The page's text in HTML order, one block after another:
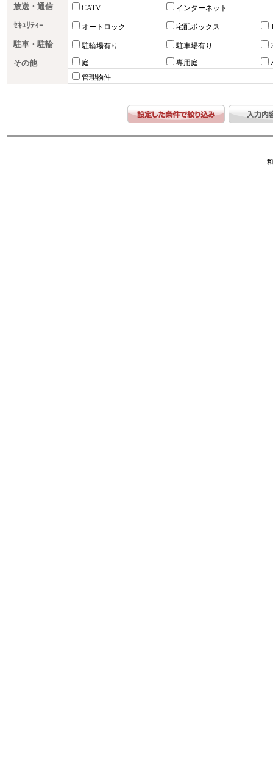
放送・通信 CATV インターネット
ｾｷｭﾘﾃｨｰ オートロック 宅配ボックス
駐車・駐輪 駐輪場有り 駐車場有り
その他 庭 専用庭
管理物件